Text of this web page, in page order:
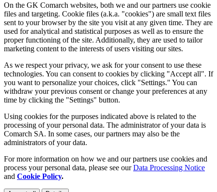
On the GK Comarch websites, both we and our partners use cookie
files and targeting. Cookie files (a.k.a. "cookies") are small text files
sent to your browser by the site you visit at any given time. They are
used for analytical and statistical purposes as well as to ensure the
proper functioning of the site. Additionally, they are used to tailor
marketing content to the interests of users visiting our sites.
As we respect your privacy, we ask for your consent to use these
technologies. You can consent to cookies by clicking "Accept all". If
you want to personalize your choices, click "Settings." You can
withdraw your previous consent or change your preferences at any
time by clicking the "Settings" button.
Using cookies for the purposes indicated above is related to the
processing of your personal data. The administrator of your data is
Comarch SA. In some cases, our partners may also be the
administrators of your data.
For more information on how we and our partners use cookies and
process your personal data, please see ourData Processing Notice
and Cookie Policy.